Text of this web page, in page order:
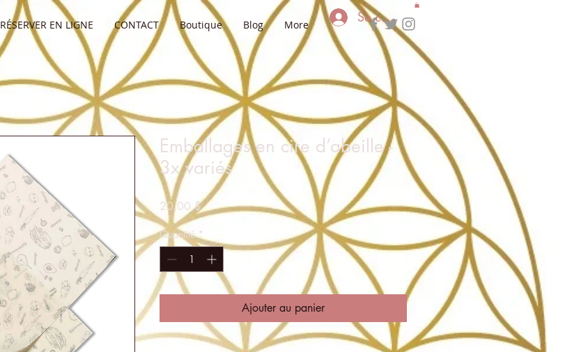
RÉSERVER EN LIGNE CONTACT Boutique Blog More Se connecter
Emballages en cire d’abeille -
3x variés
20,00 $Prix
Quantité *
Ajouter au panier